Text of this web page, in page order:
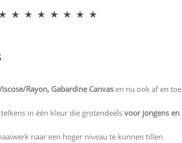
Rayon, Gabardine Canvas en nu ook af en toe
in één kleur die grotendeels voor jongens en
naar een hoger niveau te kunnen tillen.